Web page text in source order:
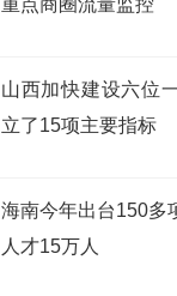
山西加快建设六位
立了15项主要指标
海南今年出台150多
人才15万人